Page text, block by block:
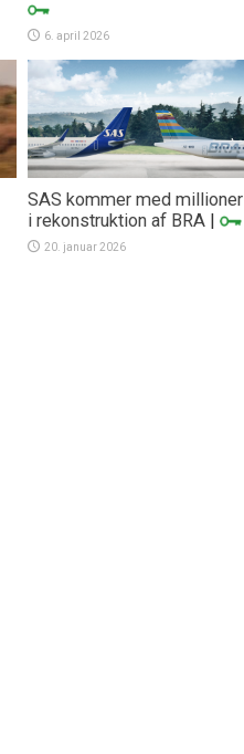
6. april 2026
SAS kommer med millioner
i rekonstruktion af BRA |
20. januar 2026